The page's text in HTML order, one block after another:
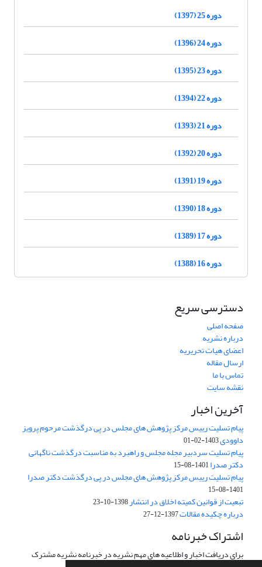
دوره 25 (1397)
دوره 24 (1396)
دوره 23 (1395)
دوره 22 (1394)
دوره 21 (1393)
دوره 20 (1392)
دوره 19 (1391)
دوره 18 (1390)
دوره 17 (1389)
دوره 16 (1388)
دسترسی سریع
صفحه اصلی
درباره نشریه
اعضای هیات تحریریه
ارسال مقاله
تماس با ما
نقشه سایت
آخرین اخبار
پیام تسلیت رییس مرکز پژوهش های مجلس در پی درگذشت مرحوم پرویز
داوودی1403-02-01
پیام تسلیت سردبیر مجله مجلس و راهبرد به مناسبت درگذشت ناگهانی
دکتر صدرا1401-08-15
پیام تسلیت رییس مرکز پژوهش های مجلس در پی درگذشت دکتر صدرا
1401-08-15
تبعیت از قوانین کمیته اخلاق در انتشار1398-10-23
درباره چکیده مقالات1397-12-27
اشتراک خبرنامه
برای دریافت اخبار و اطلاعیه های مهم نشریه در خبرنامه نشریه مشترک